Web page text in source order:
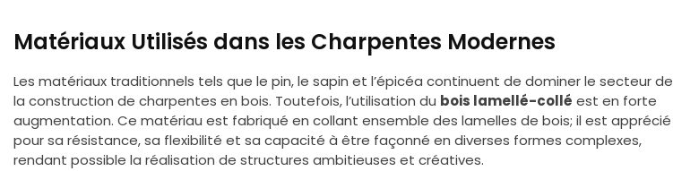
Matériaux Utilisés dans les Charpentes Modernes
Les matériaux traditionnels tels que le pin, le sapin et l’épicéa continuent de dominer le secteur de
la construction de charpentes en bois. Toutefois, l’utilisation du bois lamellé-collé est en forte
augmentation. Ce matériau est fabriqué en collant ensemble des lamelles de bois; il est apprécié
pour sa résistance, sa flexibilité et sa capacité à être façonné en diverses formes complexes,
rendant possible la réalisation de structures ambitieuses et créatives.